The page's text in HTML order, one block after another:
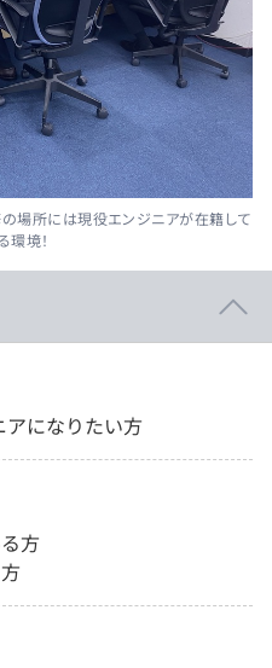
場所には現役エンジニアが在籍して
環境！
になりたい方
方